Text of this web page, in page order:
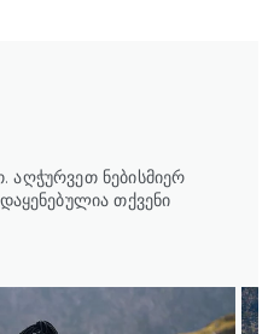
აღჭურვეთ ნებისმიერ
თქვენი